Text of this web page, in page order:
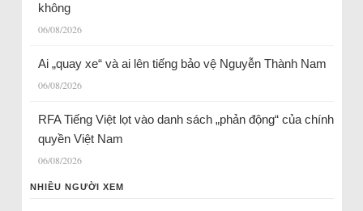
không
06/08/2026
Ai „quay xe“ và ai lên tiếng bảo vệ Nguyễn Thành Nam
06/08/2026
RFA Tiếng Việt lọt vào danh sách „phản động“ của chính
quyền Việt Nam
06/08/2026
NHIỀU NGƯỜI XEM